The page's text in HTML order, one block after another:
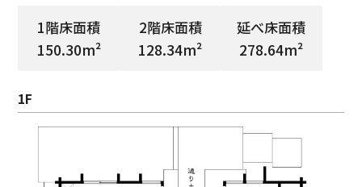
1階床面積
150.30m²
2階床面積
128.34m²
延べ床面積
278.64m²
1F